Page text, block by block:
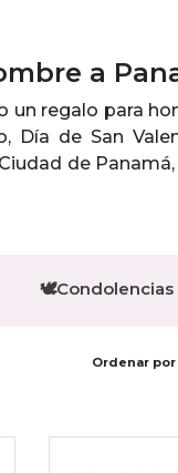
a
un regalo para
Día de San
de
🕊️Condolencias
Ordenar